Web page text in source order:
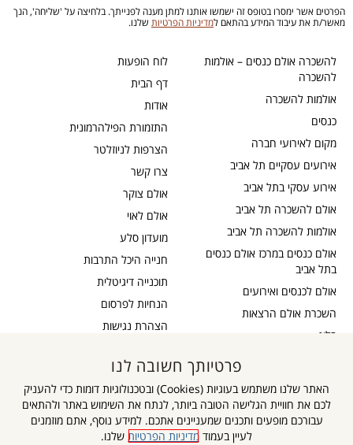
לוח הופעות
דף הבית
אודות
התזמורת הפילהרמונית
הצרפות לניוזלטר
צרו קשר
אולם צוקר
אולם לאוי
מועדון סלע
חנייה היכל התרבות
תוכנייה דיגיטלית
הנחיות לפרסום
הצהרת נגישות
אישור נגישות
מדיניות פרטיות
מפת אתר
להשכרה אולם כנסים – אולמות
להשכרה
אולמות להשכרה
כנסים
מקום לאירועי חברה
אירועים עסקיים תל אביב
אירוע עסקי בתל אביב
אולם להשכרה תל אביב
אולמות להשכרה תל אביב
אולם כנסים במרכז אולם כנסים
בתל אביב
אולם לכנסים ואירועים
השכרת אולם הרצאות
בלוג
הפרטים אשר ימסרו בטופס זה ישמשו אותנו למתן מענה לפנייתך. בלחיצה על 'שליחה', הנך
מאשר/ת את עיבוד המידע בהתאם למדיניות הפרטיות שלנו.
פרטיותך חשובה לנו
האתר שלנו משתמש בעוגיות (Cookies) ובטכנולוגיות דומות כדי להעניק
לכם את חוויית הגלישה הטובה ביותר, לנתח את השימוש באתר ולהתאים
עבורכם מופעים ותכנים שמעניינים אתכם. למידע נוסף, אתם מוזמנים
לעיין בעמוד מדיניות הפרטיות שלנו.